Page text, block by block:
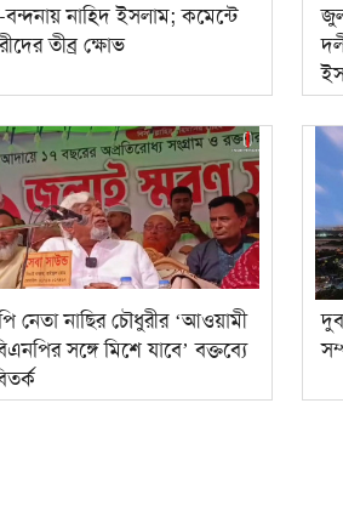
বন্দনায় নাহিদ ইসলাম; কমেন্টে
তীব্র ক্ষোভ
নেতা নাছির চৌধুরীর ‘আওয়ামী
সঙ্গে মিশে যাবে’ বক্তব্যে